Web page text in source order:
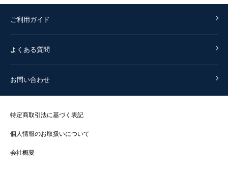
ご利用ガイド
よくある質問
お問い合わせ
特定商取引法に基づく表記
個人情報のお取扱いについて
会社概要